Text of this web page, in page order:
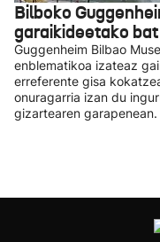
Bilboko
garaikideetako
Guggenheim Bilbao
enblematikoa izateaz
erreferente gisa
onuragarria izan du
gizartearen garapenean.